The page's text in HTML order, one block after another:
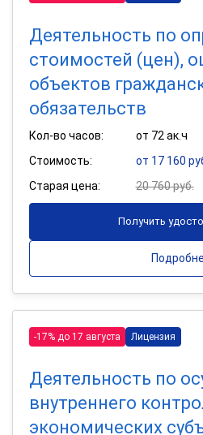
Деятельность по
стоимостей (цен),
объектов
обязательств
Кол-во часов:
от 72 ак.ч
Стоимость:
от 17 160
Старая цена:
20 760 руб.
Получить
-17% до 17 августа Лицензия
Деятельность по
внутреннего
экономических